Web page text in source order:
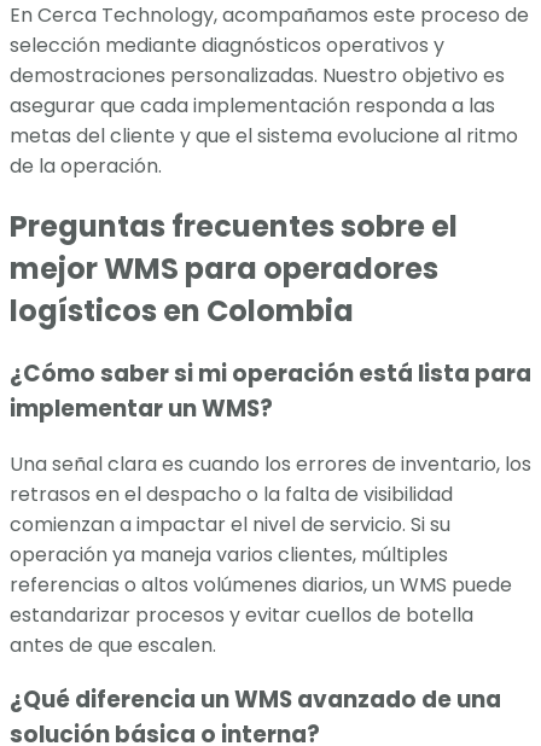
En Cerca Technology, acompañamos este proceso de
selección mediante diagnósticos operativos y
demostraciones personalizadas. Nuestro objetivo es
asegurar que cada implementación responda a las
metas del cliente y que el sistema evolucione al ritmo
de la operación.
Preguntas frecuentes sobre el
mejor WMS para operadores
logísticos en Colombia
¿Cómo saber si mi operación está lista para
implementar un WMS?
Una señal clara es cuando los errores de inventario, los
retrasos en el despacho o la falta de visibilidad
comienzan a impactar el nivel de servicio. Si su
operación ya maneja varios clientes, múltiples
referencias o altos volúmenes diarios, un WMS puede
estandarizar procesos y evitar cuellos de botella
antes de que escalen.
¿Qué diferencia un WMS avanzado de una
solución básica o interna?